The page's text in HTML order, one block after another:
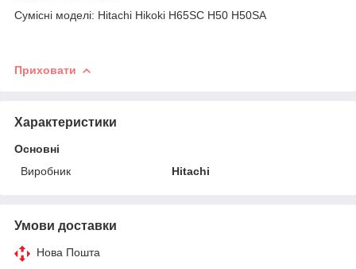
Сумісні моделі: Hitachi Hikoki H65SC H50 H50SA
Приховати
Характеристики
Основні
Виробник
Hitachi
Умови доставки
Нова Пошта